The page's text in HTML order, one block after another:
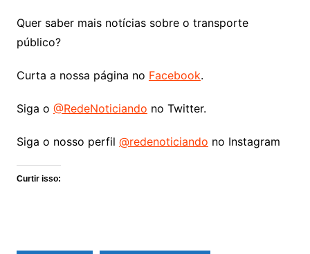
Quer saber mais notícias sobre o transporte
público?
Curta a nossa página no Facebook.
Siga o @RedeNoticiando no Twitter.
Siga o nosso perfil @redenoticiando no Instagram
Curtir isso: